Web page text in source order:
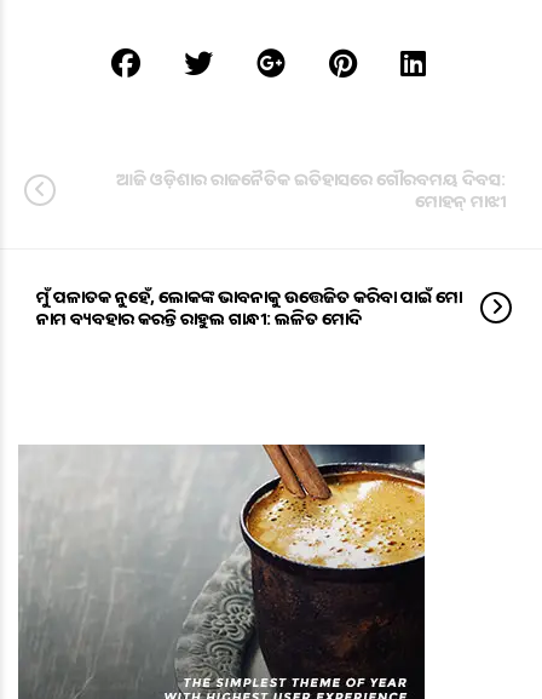
ଆଜି ଓଡ଼ିଶାର ରାଜନୈତିକ ଇତିହାସରେ ଗୌରବମୟ ଦିବସ:
ମୋହନ୍ ମାଝୀ
ମୁଁ ପଳାତକ ନୁହେଁ, ଲୋକଙ୍କ ଭାବନାକୁ ଉତ୍ତେଜିତ କରିବା ପାଇଁ ମୋ
ନାମ ବ୍ୟବହାର କରନ୍ତି ରାହୁଲ ଗାନ୍ଧୀ: ଲଳିତ ମୋଦି